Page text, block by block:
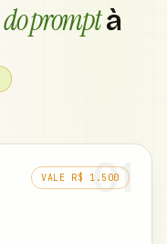
do promptà
01
VALE R$ 1.500